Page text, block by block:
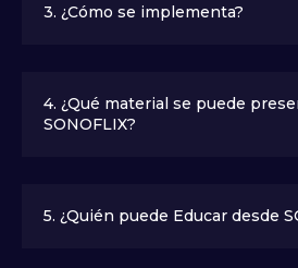
3. ¿Cómo se implementa?
4. ¿Qué material se puede
SONOFLIX?
5. ¿Quién puede Educar desde